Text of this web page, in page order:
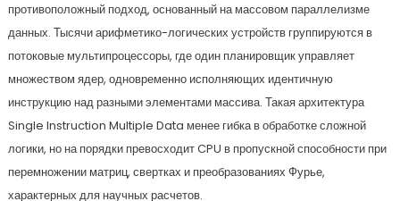
противоположный подход, основанный на массовом параллелизме
данных. Тысячи арифметико-логических устройств группируются в
потоковые мультипроцессоры, где один планировщик управляет
множеством ядер, одновременно исполняющих идентичную
инструкцию над разными элементами массива. Такая архитектура
Single Instruction Multiple Data менее гибка в обработке сложной
логики, но на порядки превосходит CPU в пропускной способности при
перемножении матриц, свертках и преобразованиях Фурье,
характерных для научных расчетов.